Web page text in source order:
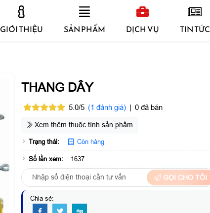
GIỚI THIỆU SẢN PHẨM DỊCH VỤ TIN TỨC
THANG DÂY
5.0/5 (1 đánh giá) | 0 đã bán
Xem thêm thuộc tính sản phẩm
Trạng thái: Còn hàng
Số lần xem: 1637
GỌI CHO TÔI
Chia sẻ: